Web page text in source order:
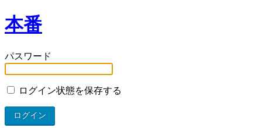
本番
パスワード
ログイン状態を保存する